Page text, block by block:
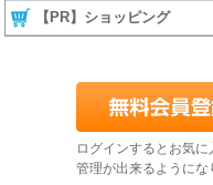
【PR】ショッピング
ログインするとお気
管理が出来るようにな